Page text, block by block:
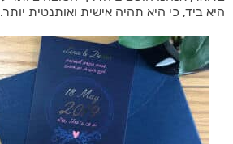
היא ביד, כי היא תהיה אישית ואותנטית יותר.